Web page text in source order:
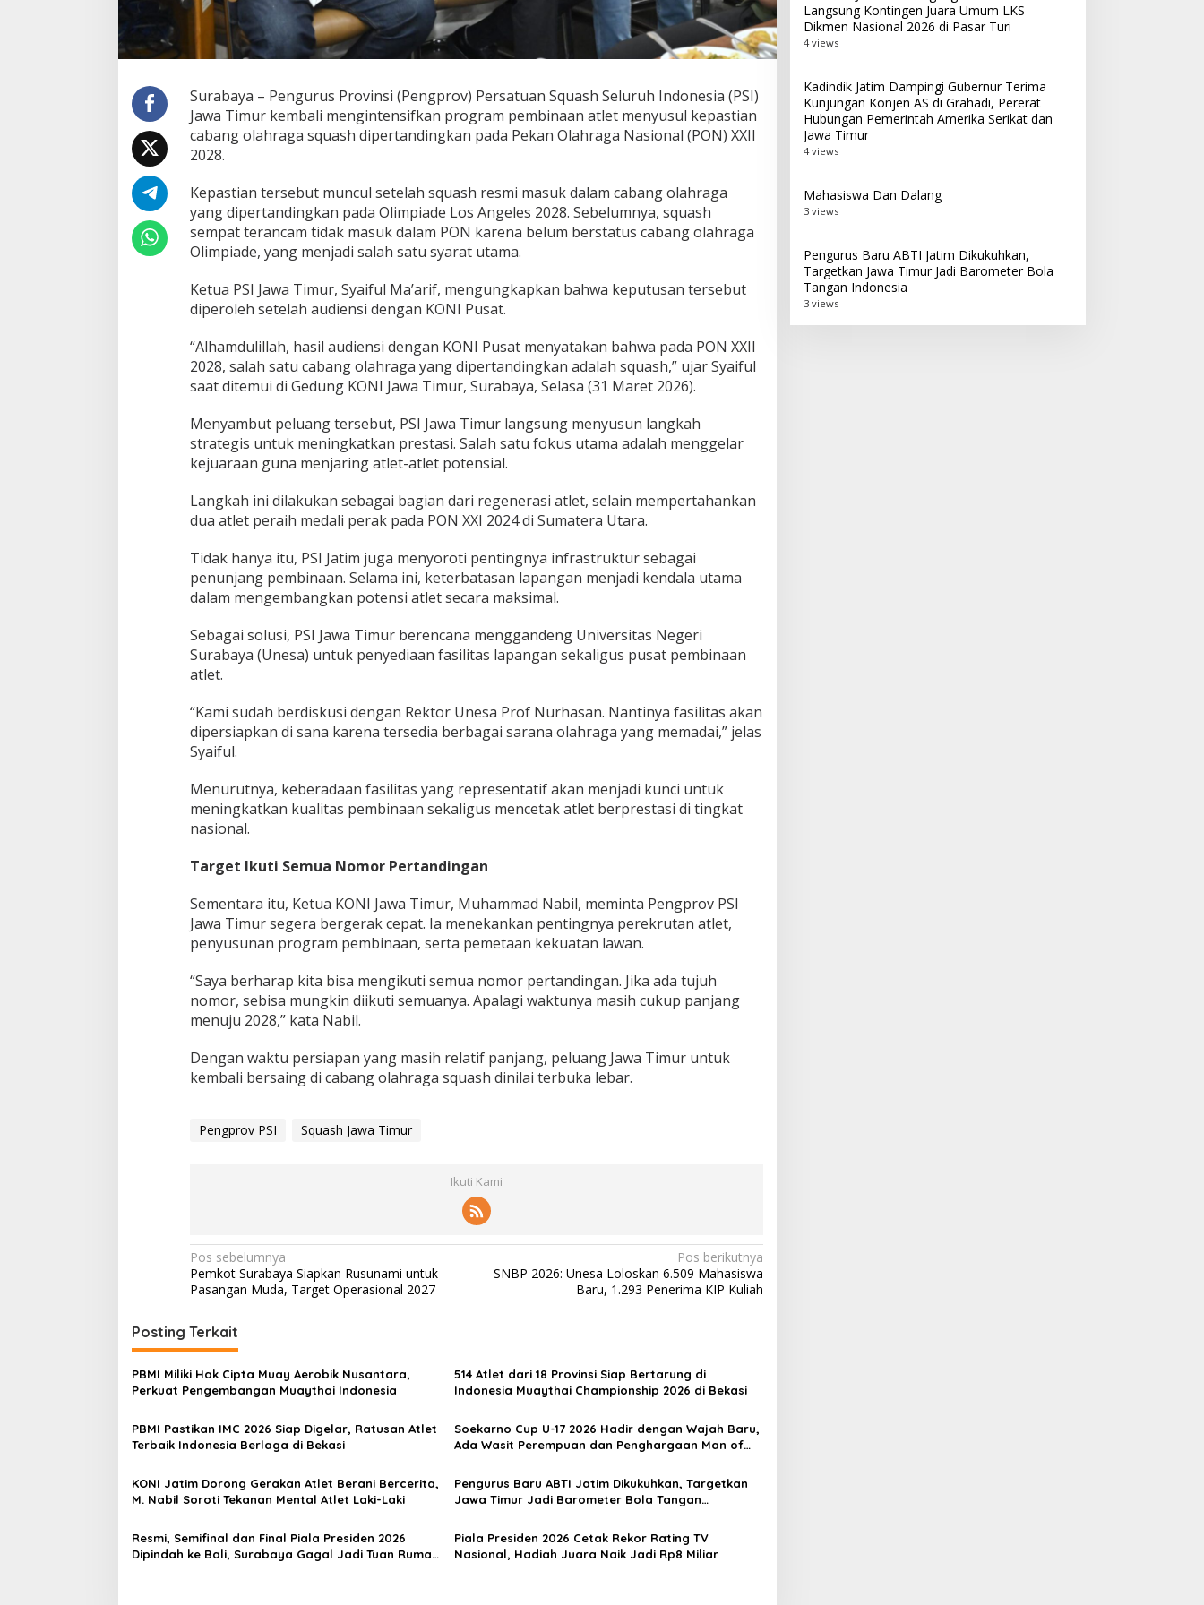
I
J
a
L
a
s
u
n
g
M
a
t
a
n
k
a
P
r
s
a
a
n
Surabaya – Pengurus Provinsi (Pengprov) Persatuan Squash Seluruh Indonesia (PSI)
Jawa Timur kembali mengintensifkan program pembinaan atlet menyusul kepastian
cabang olahraga squash dipertandingkan pada Pekan Olahraga Nasional (PON) XXII
2028.
Kepastian tersebut muncul setelah squash resmi masuk dalam cabang olahraga
yang dipertandingkan pada Olimpiade Los Angeles 2028. Sebelumnya, squash
sempat terancam tidak masuk dalam PON karena belum berstatus cabang olahraga
Olimpiade, yang menjadi salah satu syarat utama.
Ketua PSI Jawa Timur, Syaiful Ma’arif, mengungkapkan bahwa keputusan tersebut
diperoleh setelah audiensi dengan KONI Pusat.
“Alhamdulillah, hasil audiensi dengan KONI Pusat menyatakan bahwa pada PON XXII
2028, salah satu cabang olahraga yang dipertandingkan adalah squash,” ujar Syaiful
saat ditemui di Gedung KONI Jawa Timur, Surabaya, Selasa (31 Maret 2026).
Menyambut peluang tersebut, PSI Jawa Timur langsung menyusun langkah
strategis untuk meningkatkan prestasi. Salah satu fokus utama adalah menggelar
kejuaraan guna menjaring atlet-atlet potensial.
Langkah ini dilakukan sebagai bagian dari regenerasi atlet, selain mempertahankan
dua atlet peraih medali perak pada PON XXI 2024 di Sumatera Utara.
Tidak hanya itu, PSI Jatim juga menyoroti pentingnya infrastruktur sebagai
penunjang pembinaan. Selama ini, keterbatasan lapangan menjadi kendala utama
dalam mengembangkan potensi atlet secara maksimal.
Sebagai solusi, PSI Jawa Timur berencana menggandeng Universitas Negeri
Surabaya (Unesa) untuk penyediaan fasilitas lapangan sekaligus pusat pembinaan
atlet.
“Kami sudah berdiskusi dengan Rektor Unesa Prof Nurhasan. Nantinya fasilitas akan
dipersiapkan di sana karena tersedia berbagai sarana olahraga yang memadai,” jelas
Syaiful.
Menurutnya, keberadaan fasilitas yang representatif akan menjadi kunci untuk
meningkatkan kualitas pembinaan sekaligus mencetak atlet berprestasi di tingkat
nasional.
Target Ikuti Semua Nomor Pertandingan
Sementara itu, Ketua KONI Jawa Timur, Muhammad Nabil, meminta Pengprov PSI
Jawa Timur segera bergerak cepat. Ia menekankan pentingnya perekrutan atlet,
penyusunan program pembinaan, serta pemetaan kekuatan lawan.
“Saya berharap kita bisa mengikuti semua nomor pertandingan. Jika ada tujuh
nomor, sebisa mungkin diikuti semuanya. Apalagi waktunya masih cukup panjang
menuju 2028,” kata Nabil.
Dengan waktu persiapan yang masih relatif panjang, peluang Jawa Timur untuk
kembali bersaing di cabang olahraga squash dinilai terbuka lebar.
Pengprov PSI Squash Jawa Timur
Ikuti Kami
N
a
i
g
a
i
o
s
Pos sebelumnya
Pemkot Surabaya Siapkan Rusunami untuk
Pasangan Muda, Target Operasional 2027
Pos berikutnya
SNBP 2026: Unesa Loloskan 6.509 Mahasiswa
Baru, 1.293 Penerima KIP Kuliah
Posting Terkait
PBMI Miliki Hak Cipta Muay Aerobik Nusantara,
Perkuat Pengembangan Muaythai Indonesia
514 Atlet dari 18 Provinsi Siap Bertarung di
Indonesia Muaythai Championship 2026 di Bekasi
PBMI Pastikan IMC 2026 Siap Digelar, Ratusan Atlet
Terbaik Indonesia Berlaga di Bekasi
Soekarno Cup U-17 2026 Hadir dengan Wajah Baru,
Ada Wasit Perempuan dan Penghargaan Man of
KONI Jatim Dorong Gerakan Atlet Berani Bercerita,
M. Nabil Soroti Tekanan Mental Atlet Laki-Laki
Pengurus Baru ABTI Jatim Dikukuhkan, Targetkan
Jawa Timur Jadi Barometer Bola Tangan
Resmi, Semifinal dan Final Piala Presiden 2026
Dipindah ke Bali, Surabaya Gagal Jadi Tuan Rumah
Piala Presiden 2026 Cetak Rekor Rating TV
Nasional, Hadiah Juara Naik Jadi Rp8 Miliar
Langsung Kontingen Juara Umum LKS
Dikmen Nasional 2026 di Pasar Turi
4 views
Kadindik Jatim Dampingi Gubernur Terima
Kunjungan Konjen AS di Grahadi, Pererat
Hubungan Pemerintah Amerika Serikat dan
Jawa Timur
4 views
Mahasiswa Dan Dalang
3 views
Pengurus Baru ABTI Jatim Dikukuhkan,
Targetkan Jawa Timur Jadi Barometer Bola
Tangan Indonesia
3 views